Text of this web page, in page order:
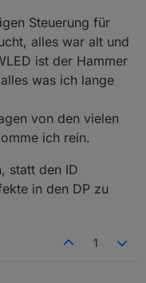
Steuerung für
alles war alt und
ist der Hammer
was ich lange
von den vielen
ich rein.
statt den ID
in den DP zu
1